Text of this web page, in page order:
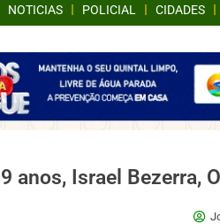
NOTICIAS POLICIAL CIDADES
anos, Israel Bezerra,